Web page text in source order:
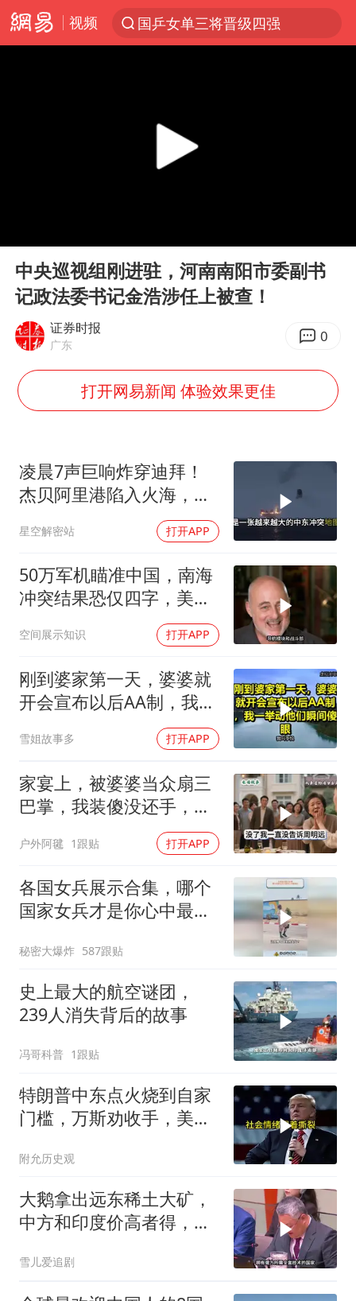
视频
国乒女单三将晋级四强
“新疆的交警怎么个个像我妈”
西湖突现狂风暴雨 游客瞬间被浇透
白海豚将正面袭击贯穿浙江
郑丽文：台湾从来没有“独立”过
几元成本的AI广告导致千万市值蒸发
酒店回应车内过夜被收150元
杭州全市有序停课
乐享全民健身 共筑健康中国
Play
中央巡视组刚进驻，河南南阳市委副书
记政法委书记金浩涉任上被查！
证券时报
广东 0
打开网易新闻 体验效果更佳
凌晨7声巨响炸穿迪拜！
杰贝阿里港陷入火海，美
军弹药库告急让中东盟友
彻底心寒
星空解密站 打开APP
50万军机瞄准中国，南海
冲突结果恐仅四字，美防
空间展示知识 打开APP
刚到婆家第一天，婆婆就
开会宣布以后AA制，我一
举动他们瞬间傻眼！
雪姐故事多 打开APP
家宴上，被婆婆当众扇三
巴掌，我装傻没还手，悄
悄卖别墅搬家，8天后丈
夫全家10人被新户主请出
家门
户外阿毽 1跟贴 打开APP
各国女兵展示合集，哪个
国家女兵才是你心中最飒
秘密大爆炸 587跟贴
史上最大的航空谜团，
239人消失背后的故事
冯哥科普 1跟贴
特朗普中东点火烧到自家
门槛，万斯劝收手，美国
附允历史观
大鹅拿出远东稀土大矿，
中方和印度价高者得，背
雪儿爱追剧